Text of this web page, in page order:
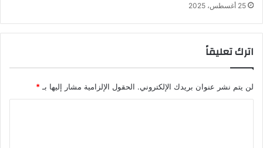
25 أغسطس، 2025
اترك تعليقاً
لن يتم نشر عنوان بريدك الإلكتروني. الحقول الإلزامية مشار إليها بـ*